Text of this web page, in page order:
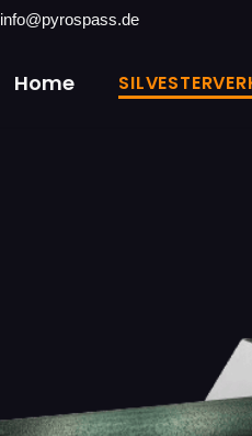
info@pyrospass.de
Home